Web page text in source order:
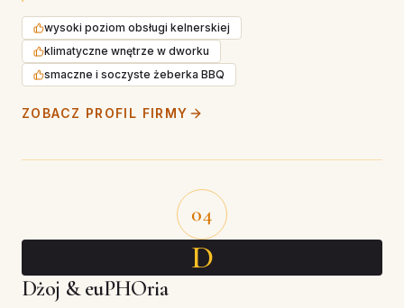
wysoki poziom obsługi kelnerskiej
klimatyczne wnętrze w dworku
smaczne i soczyste żeberka BBQ
ZOBACZ PROFIL FIRMY
04
D
Dżoj & euPHOria